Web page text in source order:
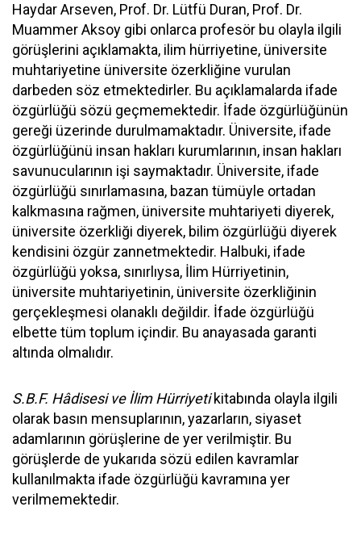
Haydar Arseven, Prof. Dr. Lütfü Duran, Prof. Dr.
Muammer Aksoy gibi onlarca profesör bu olayla ilgili
görüşlerini açıklamakta, ilim hürriyetine, üniversite
muhtariyetine üniversite özerkliğine vurulan
darbeden söz etmektedirler. Bu açıklamalarda ifade
özgürlüğü sözü geçmemektedir. İfade özgürlüğünün
gereği üzerinde durulmamaktadır. Üniversite, ifade
özgürlüğünü insan hakları kurumlarının, insan hakları
savunucularının işi saymaktadır. Üniversite, ifade
özgürlüğü sınırlamasına, bazan tümüyle ortadan
kalkmasına rağmen, üniversite muhtariyeti diyerek,
üniversite özerkliği diyerek, bilim özgürlüğü diyerek
kendisini özgür zannetmektedir. Halbuki, ifade
özgürlüğü yoksa, sınırlıysa, İlim Hürriyetinin,
üniversite muhtariyetinin, üniversite özerkliğinin
gerçekleşmesi olanaklı değildir. İfade özgürlüğü
elbette tüm toplum içindir. Bu anayasada garanti
altında olmalıdır.
S.B.F. Hâdisesi ve İlim Hürriyetikitabında olayla ilgili
olarak basın mensuplarının, yazarların, siyaset
adamlarının görüşlerine de yer verilmiştir. Bu
görüşlerde de yukarıda sözü edilen kavramlar
kullanılmakta ifade özgürlüğü kavramına yer
verilmemektedir.